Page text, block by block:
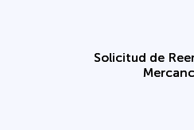
Solicitud de